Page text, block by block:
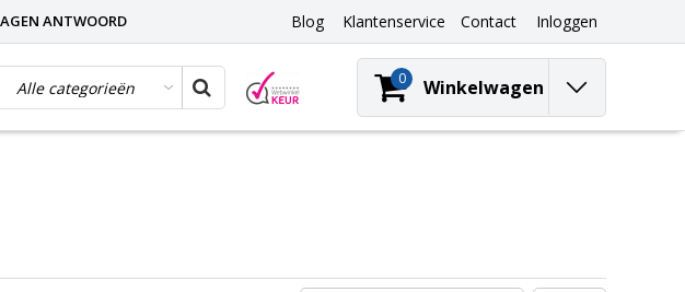
ANTWOORD Blog Klantenservice Contact Inloggen
0 Winkelwagen